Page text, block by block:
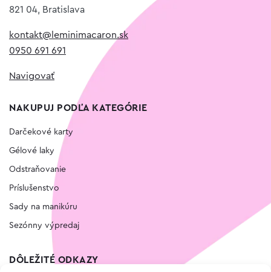
821 04, Bratislava
kontakt@leminimacaron.sk
0950 691 691
Navigovať
NAKUPUJ PODĽA KATEGÓRIE
Darčekové karty
Gélové laky
Odstraňovanie
Príslušenstvo
Sady na manikúru
Sezónny výpredaj
DÔLEŽITÉ ODKAZY